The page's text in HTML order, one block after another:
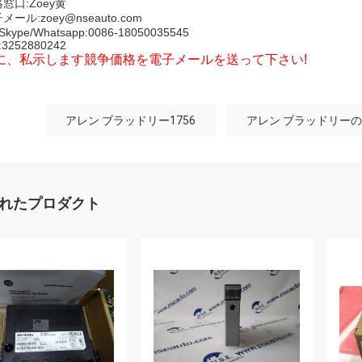
窓口:Zoey黄
メール:zoey@nseauto.com
Whatsapp:0086-18050035545
、私示します競争価格を電子メールを送って下さい!
アレン ブラッドリー1756 アレン ブラッドリー
たプロダクト